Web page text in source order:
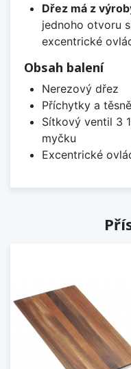
Dřez má z
jednoho otvoru
excentrické
Obsah balení
Nerezový dřez
Příchytky a
Sítkový ventil 3
myčku
Excentrické